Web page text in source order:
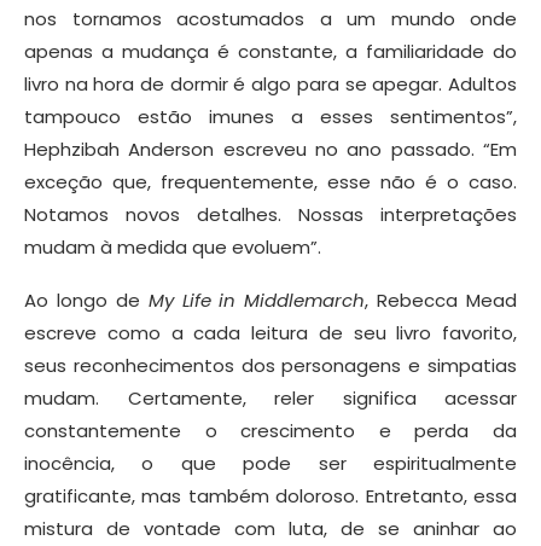
nos tornamos acostumados a um mundo onde
apenas a mudança é constante, a familiaridade do
livro na hora de dormir é algo para se apegar. Adultos
tampouco estão imunes a esses sentimentos”,
Hephzibah Anderson escreveu no ano passado. “Em
exceção que, frequentemente, esse não é o caso.
Notamos novos detalhes. Nossas interpretações
mudam à medida que evoluem”.
Ao longo de My Life in Middlemarch, Rebecca Mead
escreve como a cada leitura de seu livro favorito,
seus reconhecimentos dos personagens e simpatias
mudam. Certamente, reler significa acessar
constantemente o crescimento e perda da
inocência, o que pode ser espiritualmente
gratificante, mas também doloroso. Entretanto, essa
mistura de vontade com luta, de se aninhar ao